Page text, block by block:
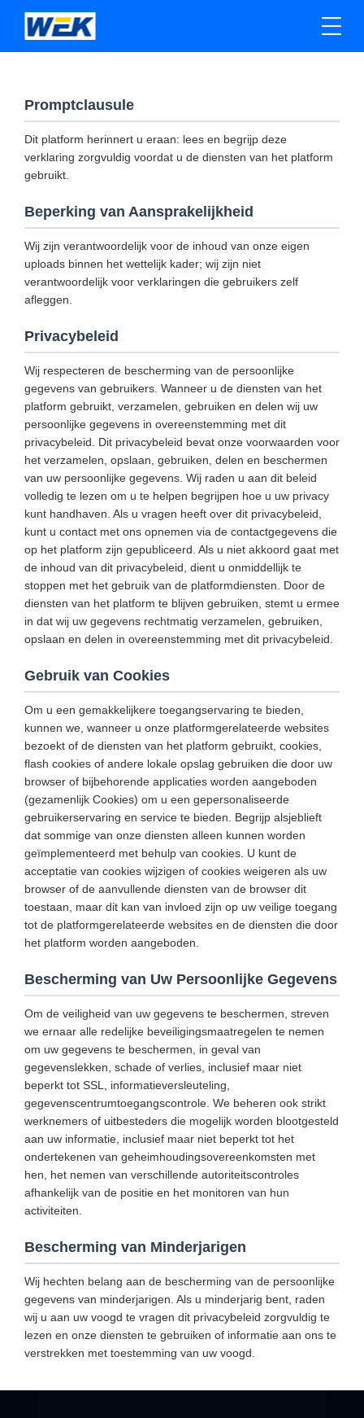
Promptclausule
Dit platform herinnert u eraan: lees en begrijp deze
verklaring zorgvuldig voordat u de diensten van het platform
gebruikt.
Beperking van Aansprakelijkheid
Wij zijn verantwoordelijk voor de inhoud van onze eigen
uploads binnen het wettelijk kader; wij zijn niet
verantwoordelijk voor verklaringen die gebruikers zelf
afleggen.
Privacybeleid
Wij respecteren de bescherming van de persoonlijke
gegevens van gebruikers. Wanneer u de diensten van het
platform gebruikt, verzamelen, gebruiken en delen wij uw
persoonlijke gegevens in overeenstemming met dit
privacybeleid. Dit privacybeleid bevat onze voorwaarden voor
het verzamelen, opslaan, gebruiken, delen en beschermen
van uw persoonlijke gegevens. Wij raden u aan dit beleid
volledig te lezen om u te helpen begrijpen hoe u uw privacy
kunt handhaven. Als u vragen heeft over dit privacybeleid,
kunt u contact met ons opnemen via de contactgegevens die
op het platform zijn gepubliceerd. Als u niet akkoord gaat met
de inhoud van dit privacybeleid, dient u onmiddellijk te
stoppen met het gebruik van de platformdiensten. Door de
diensten van het platform te blijven gebruiken, stemt u ermee
in dat wij uw gegevens rechtmatig verzamelen, gebruiken,
opslaan en delen in overeenstemming met dit privacybeleid.
Gebruik van Cookies
Om u een gemakkelijkere toegangservaring te bieden,
kunnen we, wanneer u onze platformgerelateerde websites
bezoekt of de diensten van het platform gebruikt, cookies,
flash cookies of andere lokale opslag gebruiken die door uw
browser of bijbehorende applicaties worden aangeboden
(gezamenlijk Cookies) om u een gepersonaliseerde
gebruikerservaring en service te bieden. Begrijp alsjeblieft
dat sommige van onze diensten alleen kunnen worden
geïmplementeerd met behulp van cookies. U kunt de
acceptatie van cookies wijzigen of cookies weigeren als uw
browser of de aanvullende diensten van de browser dit
toestaan, maar dit kan van invloed zijn op uw veilige toegang
tot de platformgerelateerde websites en de diensten die door
het platform worden aangeboden.
Bescherming van Uw Persoonlijke Gegevens
Om de veiligheid van uw gegevens te beschermen, streven
we ernaar alle redelijke beveiligingsmaatregelen te nemen
om uw gegevens te beschermen, in geval van
gegevenslekken, schade of verlies, inclusief maar niet
beperkt tot SSL, informatieversleuteling,
gegevenscentrumtoegangscontrole. We beheren ook strikt
werknemers of uitbesteders die mogelijk worden blootgesteld
aan uw informatie, inclusief maar niet beperkt tot het
ondertekenen van geheimhoudingsovereenkomsten met
hen, het nemen van verschillende autoriteitscontroles
afhankelijk van de positie en het monitoren van hun
activiteiten.
Bescherming van Minderjarigen
Wij hechten belang aan de bescherming van de persoonlijke
gegevens van minderjarigen. Als u minderjarig bent, raden
wij u aan uw voogd te vragen dit privacybeleid zorgvuldig te
lezen en onze diensten te gebruiken of informatie aan ons te
verstrekken met toestemming van uw voogd.